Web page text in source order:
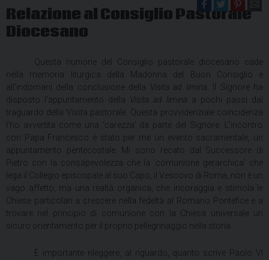
Relazione al Consiglio Pastorale
Diocesano
Questa riunione del Consiglio pastorale diocesano cade
nella memoria liturgica della Madonna del Buon Consiglio e
all’indomani della conclusione della Visita ad limina . Il Signore ha
disposto l’appuntamento della Visita ad limina a pochi passi dal
traguardo della Visita pastorale. Questa provvidenziale coincidenza
l’ho avvertita come una ‘carezza’ da parte del Signore. L’incontro
con Papa Francesco è stato per me un evento sacramentale, un
appuntamento pentecostale. Mi sono recato dal Successore di
Pietro con la consapevolezza che la ‘comunione gerarchica’ che
lega il Collegio episcopale al suo Capo, il Vescovo di Roma, non è un
vago affetto, ma una realtà organica, che incoraggia e stimola le
Chiese particolari a crescere nella fedeltà al Romano Pontefice e a
trovare nel principio di comunione con la Chiesa universale un
sicuro orientamento per il proprio pellegrinaggio nella storia.
È importante rileggere, al riguardo, quanto scrive Paolo VI